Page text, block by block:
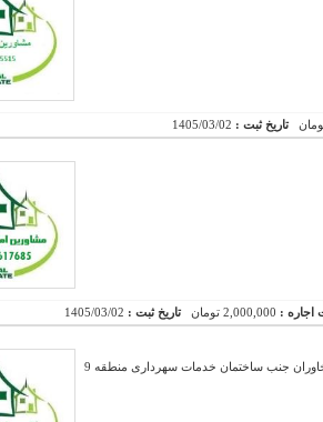
تاریخ ثبت : 1405/03/02
اجاره : 2,000,000 تومان تاریخ ثبت : 1405/03/02
زمینی بر جاده اصلی باسمنج دو نبش به متراژهای 350 و 418 متر مابین باسمنج و شهرک خاوران جنب ساختمان خدمات سهرداری منطقه 9